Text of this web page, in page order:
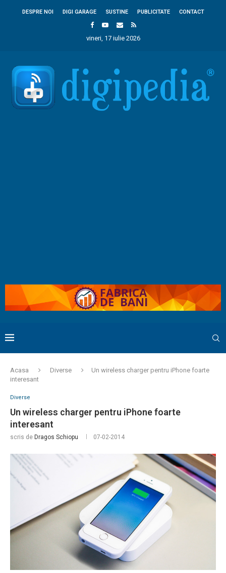
DESPRE NOI DIGI GARAGE SUSTINE PUBLICITATE CONTACT
vineri, 17 iulie 2026
Acasa Diverse
Un wireless charger pentru iPhone foarte
interesant
Diverse
Un wireless charger pentru iPhone foarte
interesant
scris de Dragos Schiopu 07-02-2014